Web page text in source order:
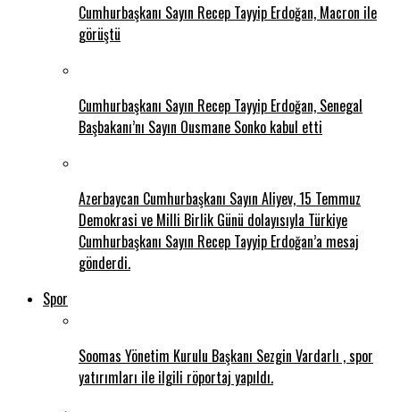
Cumhurbaşkanı Sayın Recep Tayyip Erdoğan, Macron ile
görüştü
Cumhurbaşkanı Sayın Recep Tayyip Erdoğan, Senegal
Başbakanı’nı Sayın Ousmane Sonko kabul etti
Azerbaycan Cumhurbaşkanı Sayın Aliyev, 15 Temmuz
Demokrasi ve Milli Birlik Günü dolayısıyla Türkiye
Cumhurbaşkanı Sayın Recep Tayyip Erdoğan’a mesaj
gönderdi.
Spor
Soomas Yönetim Kurulu Başkanı Sezgin Vardarlı , spor
yatırımları ile ilgili röportaj yapıldı.